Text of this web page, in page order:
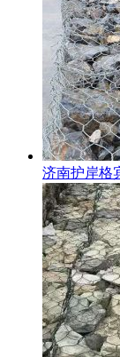
济南护岸格